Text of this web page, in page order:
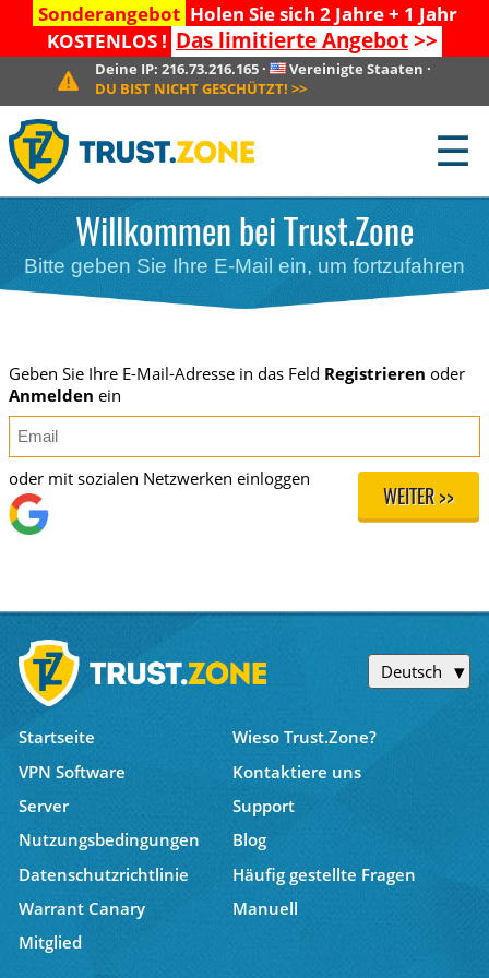
Sonderangebot Holen Sie sich 2 Jahre + 1 Jahr
KOSTENLOS ! Das limitierte Angebot>>
Deine IP: 216.73.216.165· Vereinigte Staaten ·
DU BIST NICHT GESCHÜTZT! >>
☰
Willkommen bei Trust.Zone
Bitte geben Sie Ihre E-Mail ein, um fortzufahren
Geben Sie Ihre E-Mail-Adresse in das Feld Registrieren oder
Anmelden ein
WEITER >>
oder mit sozialen Netzwerken einloggen
Deutsch
Startseite
Wieso Trust.Zone?
VPN Software
Kontaktiere uns
Server
Support
Nutzungsbedingungen
Blog
Datenschutzrichtlinie
Häufig gestellte Fragen
Warrant Canary
Manuell
Mitglied